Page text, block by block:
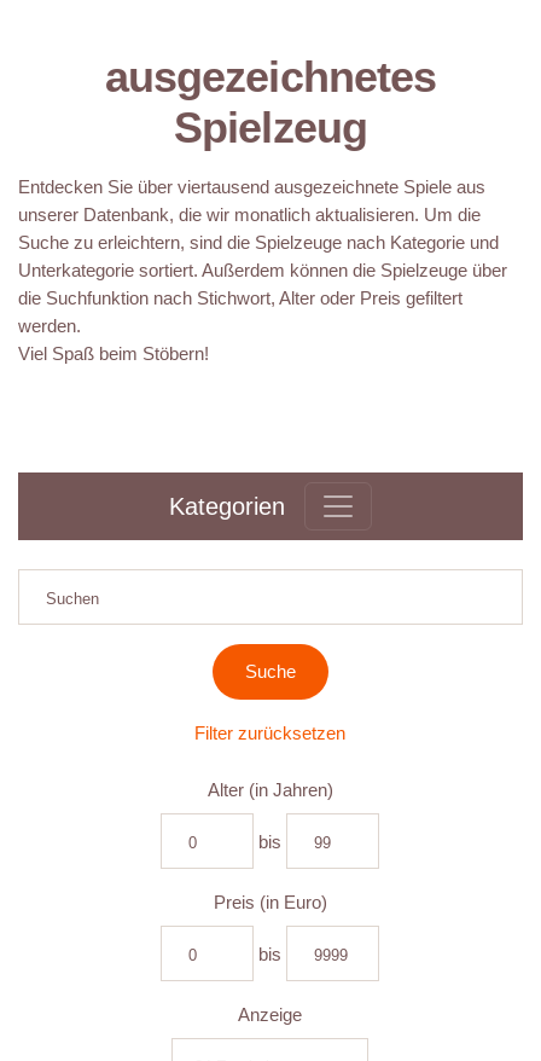
ausgezeichnetes
Spielzeug
Entdecken Sie über viertausend ausgezeichnete Spiele aus
unserer Datenbank, die wir monatlich aktualisieren. Um die
Suche zu erleichtern, sind die Spielzeuge nach Kategorie und
Unterkategorie sortiert. Außerdem können die Spielzeuge über
die Suchfunktion nach Stichwort, Alter oder Preis gefiltert
werden.
Viel Spaß beim Stöbern!
Kategorien
Filter zurücksetzen
Alter (in Jahren)
bis
Preis (in Euro)
bis
Anzeige